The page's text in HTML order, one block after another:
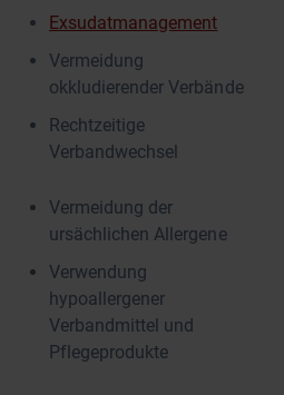
Exsudatmanagement
Vermeidung
okkludierender Verbände
Rechtzeitige
Verbandwechsel
Vermeidung der
ursächlichen Allergene
Verwendung
hypoallergener
Verbandmittel und
Pflegeprodukte